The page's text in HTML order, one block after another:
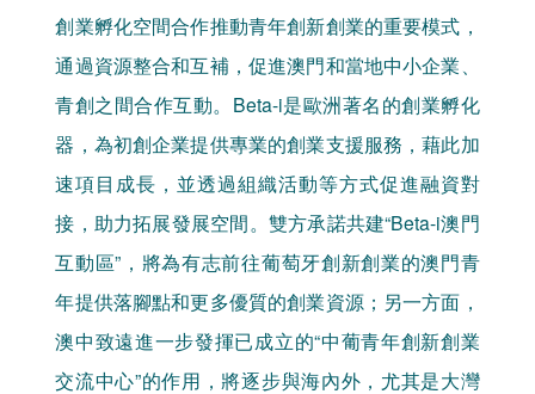
創業孵化空間合作推動青年創新創業的重要模式，
通過資源整合和互補，促進澳門和當地中小企業、
青創之間合作互動。Beta-i是歐洲著名的創業孵化
器，為初創企業提供專業的創業支援服務，藉此加
速項目成長，並透過組織活動等方式促進融資對
接，助力拓展發展空間。雙方承諾共建“Beta-i澳門
互動區”，將為有志前往葡萄牙創新創業的澳門青
年提供落腳點和更多優質的創業資源；另一方面，
澳中致遠進一步發揮已成立的“中葡青年創新創業
交流中心”的作用，將逐步與海內外，尤其是大灣